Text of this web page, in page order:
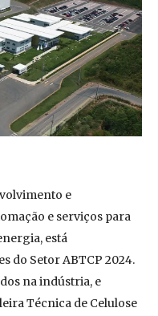
e
e serviços para
está
do Setor ABTCP 2024.
na indústria, e
Técnica de Celulose